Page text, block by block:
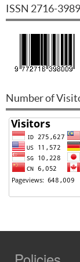
ISSN 2716-3989
Number of